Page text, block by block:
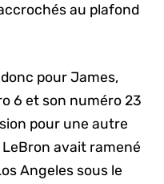
au plafond
pour James,
6 et son numéro 23
pour une autre
avait ramené
Angeles sous le